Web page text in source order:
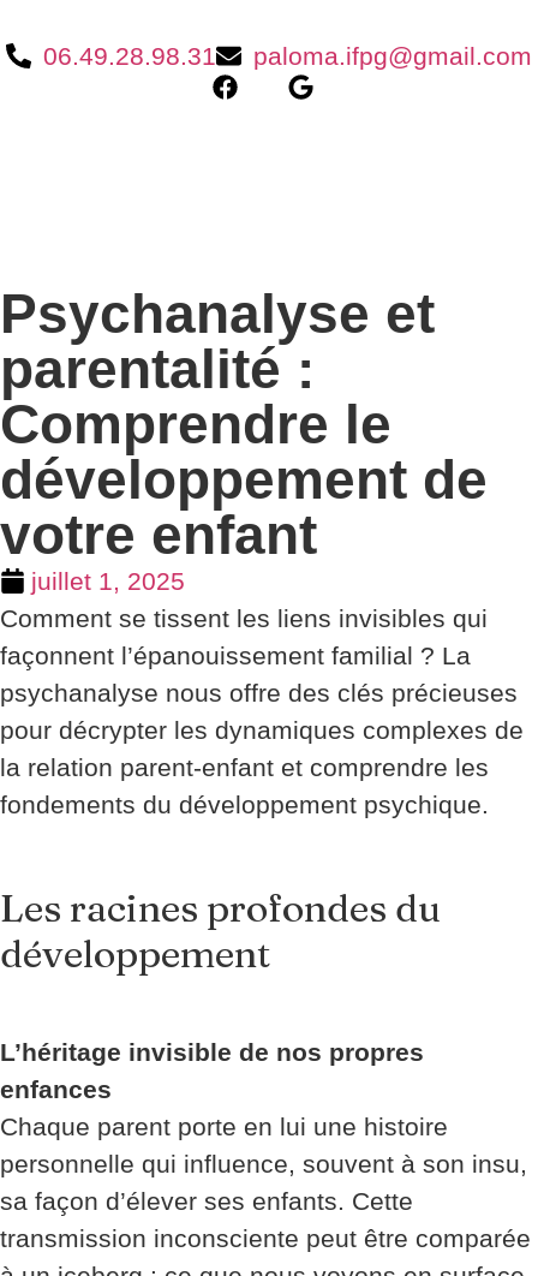
06.49.28.98.31 paloma.ifpg@gmail.com
Psychanalyse et
parentalité :
Comprendre le
développement de
votre enfant
juillet 1, 2025
Comment se tissent les liens invisibles qui
façonnent l’épanouissement familial ? La
psychanalyse nous offre des clés précieuses
pour décrypter les dynamiques complexes de
la relation parent-enfant et comprendre les
fondements du développement psychique.
Les racines profondes du
développement
L’héritage invisible de nos propres
enfances
Chaque parent porte en lui une histoire
personnelle qui influence, souvent à son insu,
sa façon d’élever ses enfants. Cette
transmission inconsciente peut être comparée